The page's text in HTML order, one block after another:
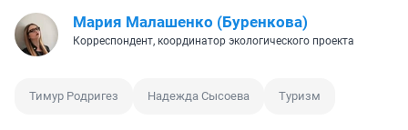
Мария Малашенко (Буренкова)
Корреспондент, координатор экологического проекта
Тимур Родригез Надежда Сысоева Туризм